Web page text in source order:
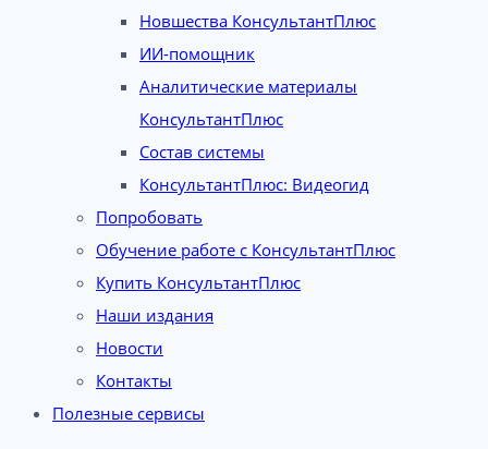
Новшества КонсультантПлюс
ИИ-помощник
Аналитические материалы
КонсультантПлюс
Состав системы
КонсультантПлюс: Видеогид
Попробовать
Обучение работе с КонсультантПлюс
Купить КонсультантПлюс
Наши издания
Новости
Контакты
Полезные сервисы